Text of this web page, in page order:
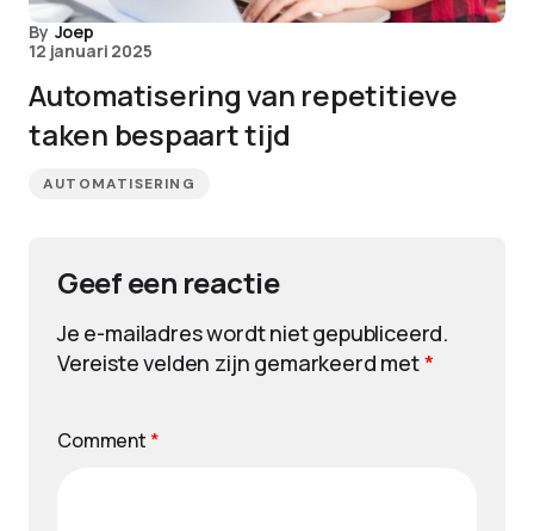
By Joep
12 januari 2025
Automatisering van repetitieve
taken bespaart tijd
AUTOMATISERING
Geef een reactie
Je e-mailadres wordt niet gepubliceerd.
Vereiste velden zijn gemarkeerd met*
Comment *